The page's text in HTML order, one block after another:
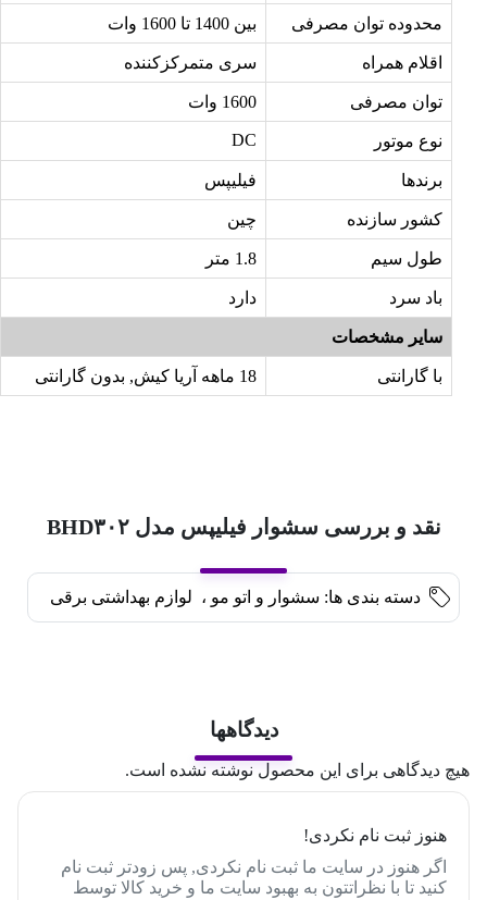
محدوده توان مصرفی بین 1400 تا 1600 وات
اقلام همراه سری متمرکزکننده
توان مصرفی 1600 وات
نوع موتور DC
برندها فیلیپس
کشور سازنده چین
طول سیم 1.8 متر
باد سرد دارد
سایر مشخصات
با گارانتی 18 ماهه آریا کیش, بدون گارانتی
نقد و بررسی سشوار فیلیپس مدل BHD۳۰۲
دسته بندی ها: سشوار و اتو مو ، لوازم بهداشتی برقی
دیدگاهها
هیچ دیدگاهی برای این محصول نوشته نشده است.
هنوز ثبت نام نکردی!
اگر هنوز در سایت ما ثبت نام نکردی, پس زودتر ثبت نام
کنید تا با نظراتتون به بهبود سایت ما و خرید کالا توسط